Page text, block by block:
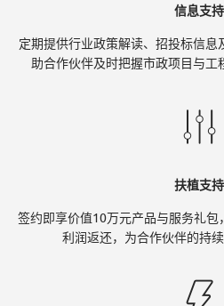
信息支持
定期提供行业政策解读、招投标信息
助合作伙伴及时把握市政项目与工
扶植支持
签约即享价值10万元产品与服务礼
利润返还，为合作伙伴的持